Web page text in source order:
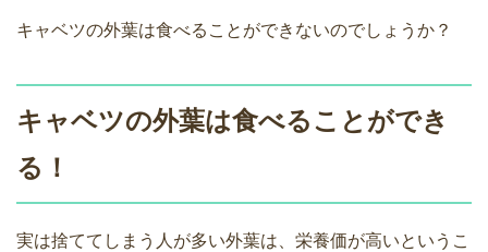
キャベツの外葉は食べることができないのでしょうか？
キャベツの外葉は食べることができ
る！
実は捨ててしまう人が多い外葉は、栄養価が高いというこ